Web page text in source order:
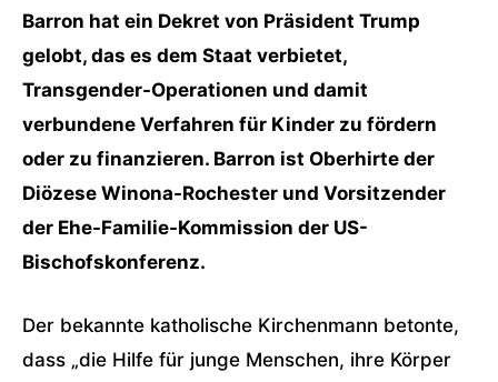
Barron hat ein Dekret von Präsident Trump
gelobt, das es dem Staat verbietet,
Transgender-Operationen und damit
verbundene Verfahren für Kinder zu fördern
oder zu finanzieren. Barron ist Oberhirte der
Diözese Winona-Rochester und Vorsitzender
der Ehe-Familie-Kommission der US-
Bischofskonferenz.
Der bekannte katholische Kirchenmann betonte,
dass „die Hilfe für junge Menschen, ihre Körper